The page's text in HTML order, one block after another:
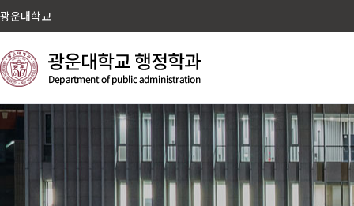
광운대학교